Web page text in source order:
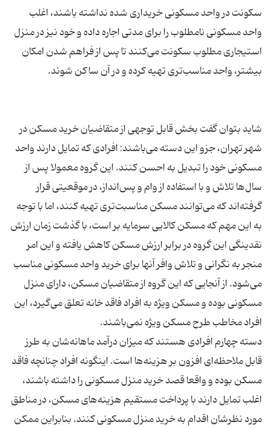
سکونت در واحد مسکونی خریداری شده نداشته باشند، اغلب
واحد مسکونی نامطلوب را برای مدتی اجاره داده و خود نیز در منزل
استیجاری مطلوب سکونت می‌کنند تا پس از فراهم شدن امکان
شاید بتوان گفت بخش قابل توجهی از متقاضیان خرید مسکن در
شهر تهران، جزو این دسته می‌باشند: افرادی که تمایل دارند واحد
مسکونی خود را تبدیل به احسن کنند. این گروه معمولا پس از
سال‌ها تلاش و با استفاده از وام و پس‌انداز، در موقعیتی قرار
گرفته‌اند که می‌توانند مسکن مناسبت‌تری تهیه کنند، اما با توجه
به این مهم که مسکن کالایی سرمایه بر است، با گذشت زمان ارزش
نقدینگی این گروه در برابر ارزش مسکن کاهش یافته و این امر
منجر به نگرانی و تلاش وافر آنها برای خرید واحد مسکونی مناسب
می‌شود. از آنجایی که این گروه از متقاضیان مسکن، دارای منزل
مسکونی بوده و مسکن ویژه به افراد فاقد خانه تعلق می‌گیرد، این
دسته چهارم افرادی هستند که میزان درآمد ماهانه‌شان به طرز
قابل ملاحظه‌ای افزون بر هزینه‌ها است. اینگونه افراد چنانچه فاقد
مسکن بوده و واقعا قصد خرید منزل مسکونی را داشته باشند،
اغلب تمایل دارند با پرداخت مستقیم هزینه‌های مسکن، در مناطق
مورد نظرشان اقدام به خرید منزل مسکونی کنند. بنابراین ممکن